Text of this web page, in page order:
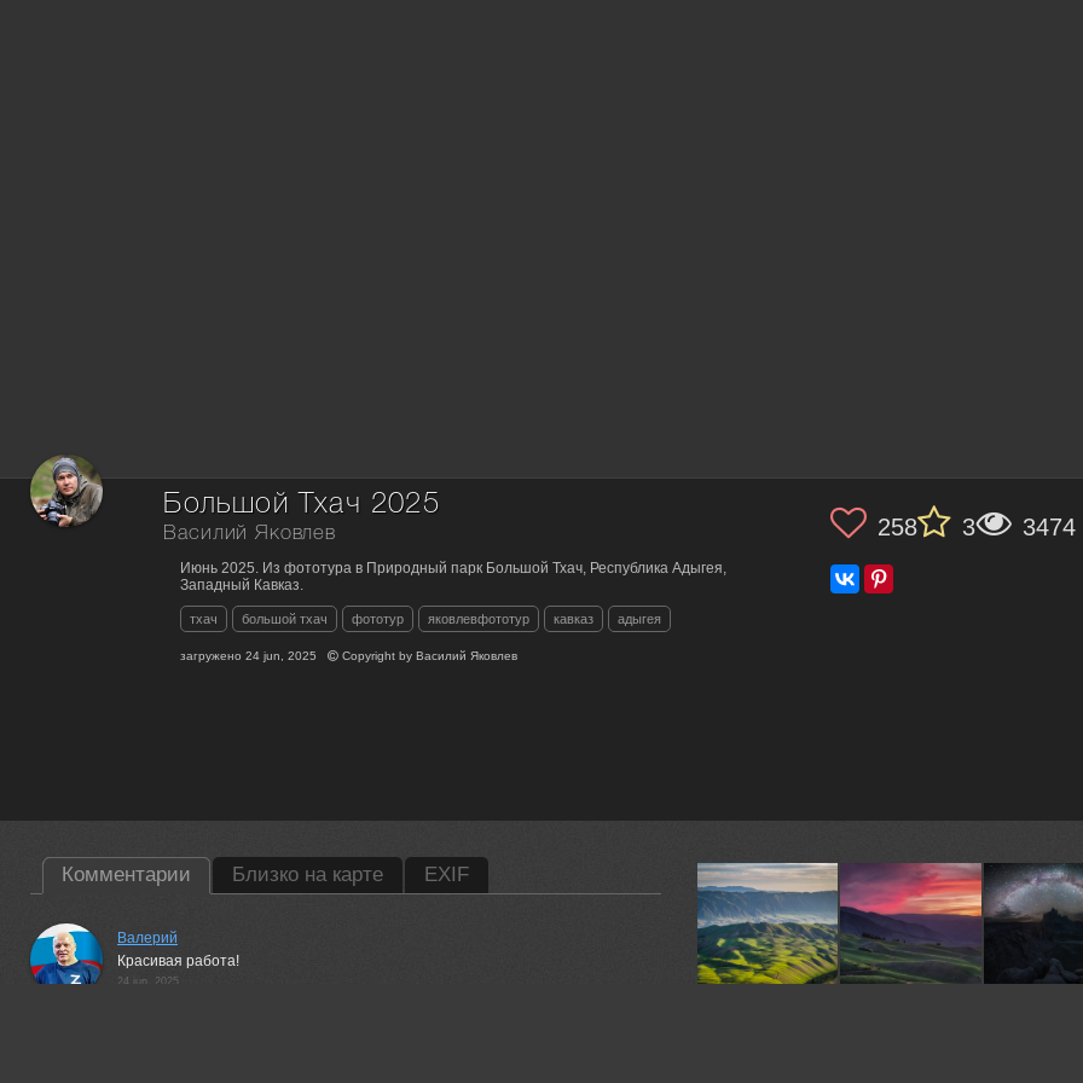
Большой Тхач 2025
Василий Яковлев
Июнь 2025. Из фототура в Природный парк Большой Тхач, Республика Адыгея,
Западный Кавказ.
тхач большой тхач фототур яковлевфототур кавказ адыгея
загружено24 jun, 2025 Copyright byВасилий Яковлев
258 3 3474
Комментарии Близко на карте EXIF
Валерий
Красивая работа!
24 jun, 2025